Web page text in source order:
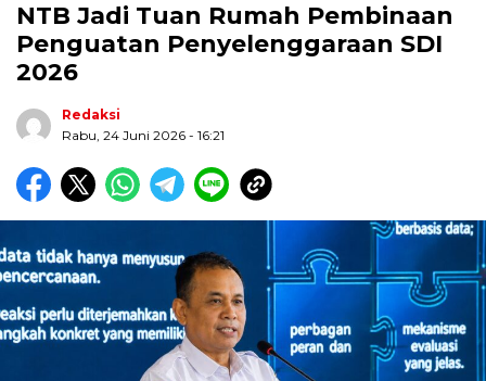
NTB Jadi Tuan Rumah Pembinaan
Penguatan Penyelenggaraan SDI
2026
Redaksi
Rabu, 24 Juni 2026 - 16:21